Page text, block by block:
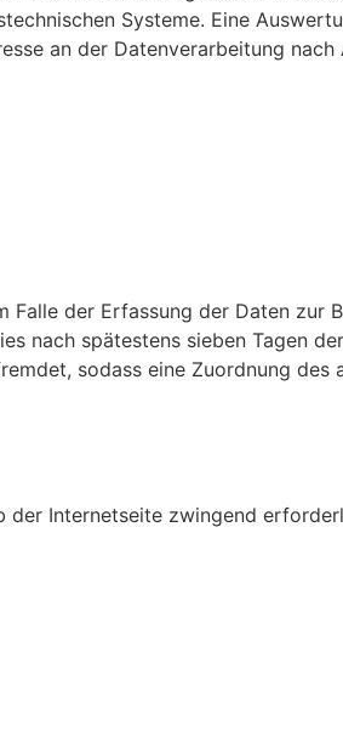
Systeme. Eine
an der Datenverarbeitung nach
der Erfassung der Daten zur
nach spätestens sieben Tagen
sodass eine Zuordnung des
Internetseite zwingend